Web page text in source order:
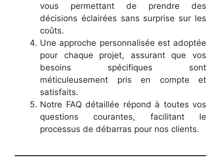
vous permettant de prendre des
décisions éclairées sans surprise sur les
coûts.
Une approche personnalisée est adoptée
pour chaque projet, assurant que vos
besoins spécifiques sont
méticuleusement pris en compte et
satisfaits.
Notre FAQ détaillée répond à toutes vos
questions courantes, facilitant le
processus de débarras pour nos clients.